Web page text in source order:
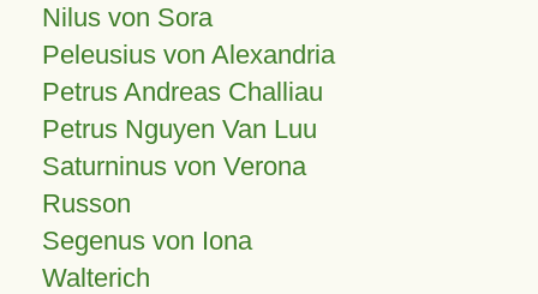
Nilus von Sora
Peleusius von Alexandria
Petrus Andreas Challiau
Petrus Nguyen Van Luu
Saturninus von Verona
Russon
Segenus von Iona
Walterich